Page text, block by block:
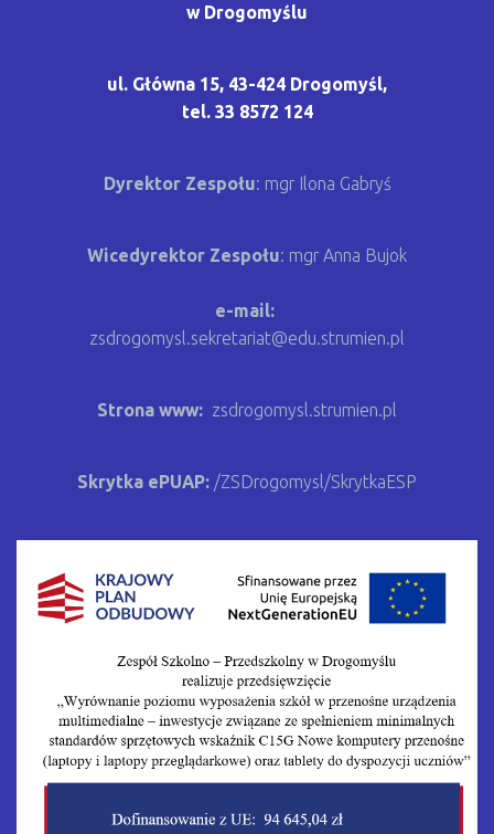
w Drogomyślu
ul. Główna 15, 43-424 Drogomyśl,
tel. 33 8572 124
Dyrektor Zespołu: mgr Ilona Gabryś
Wicedyrektor Zespołu: mgr Anna Bujok
e-mail:
zsdrogomysl.sekretariat@edu.strumien.pl
Strona www: zsdrogomysl.strumien.pl
Skrytka ePUAP: /ZSDrogomysl/SkrytkaESP